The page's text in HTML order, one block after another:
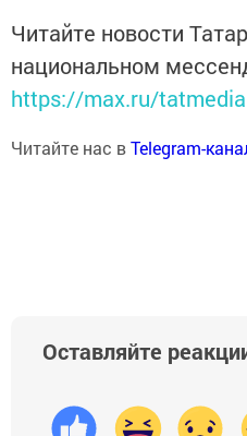
Читайте новости
национальном
https://max.ru/tatmedia
Читайте нас вTelegram-
Оставляйте